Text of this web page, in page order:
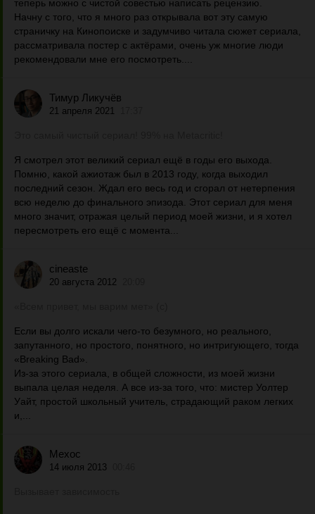
теперь можно с чистой совестью написать рецензию.
Начну с того, что я много раз открывала вот эту самую
страничку на Кинопоиске и задумчиво читала сюжет сериала,
рассматривала постер с актёрами, очень уж многие люди
рекомендовали мне его посмотреть....
Тимур Ликучёв
21 апреля 2021
Я смотрел этот великий сериал ещё в годы его выхода.
Помню, какой ажиотаж был в 2013 году, когда выходил
последний сезон. Ждал его весь год и сгорал от нетерпения
всю неделю до финального эпизода. Этот сериал для меня
много значит, отражая целый период моей жизни, и я хотел
пересмотреть его ещё с момента...
cineaste
20 августа 2012
Если вы долго искали чего-то безумного, но реального,
запутанного, но простого, понятного, но интригующего, тогда
«Breaking Bad».
Из-за этого сериала, в общей сложности, из моей жизни
выпала целая неделя. А все из-за того, что: мистер Уолтер
Уайт, простой школьный учитель, страдающий раком легких
и,...
Mexoc
14 июля 2013